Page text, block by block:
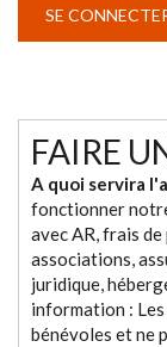
FAIRE
A quoi servira
fonctionner
avec AR, frais
associations,
juridique,
information :
bénévoles et ne